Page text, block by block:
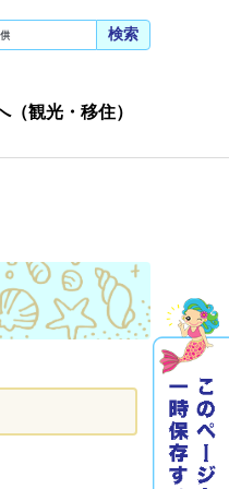
検索
（観光・移住）